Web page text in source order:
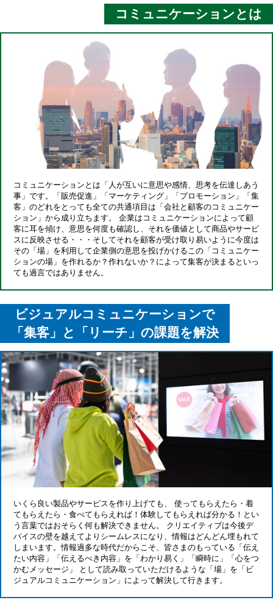
コミュニケーションとは
コミュニケーションとは「人が互いに意思や感情、思考を伝達しあう
事」です。
「販売促進」「マーケティング」「プロモーション」
「集
客」のどれをとっても全ての共通項目は 「会社と顧客のコミュニケー
ション」から成り立ちます。
企業はコミュニケーションによって顧
客に耳を傾け、意思を何度も確認し、それを価値として商品やサービ
スに反映させる・・・ そしてそれを顧客が受け取り易いように今度は
その「場」を利用して企業側の意思を投げかけるこの「コミュニケー
ションの場」を作れるか？作れないか？によって集客が決まるといっ
ても過言ではありません。
ビジュアルコミュニケーションで
「集客」と「リーチ」の課題を解決
いくら良い製品やサービスを作り上げても、 使ってもらえたら・着
てもらえたら・食べてもらえれば！ 体験してもらえれば分かる！とい
う言葉ではおそらく何も解決できません。 クリエイティブは今後デ
バイスの壁を越えてよりシームレスになり、情報はどんどん埋もれて
しまいます。情報過多な時代だからこそ、皆さまのもっている「伝え
たい内容」
「伝えるべき内容」を「わかり易く」「瞬時に」「心をつ
かむメッセージ」
として読み取っていただけるような「場」を 「ビ
ジュアルコミュニケーション」によって解決して行きます。